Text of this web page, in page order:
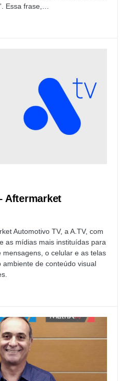
Essa frase,…
Aftermarket
Automotivo TV, a A.TV, com
as mídias mais instituídas para
o celular e as telas
de conteúdo visual